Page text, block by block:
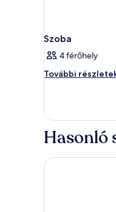
Szoba
4 férőhely
További
Szoba
Hasonló
AluaSoul Sunny